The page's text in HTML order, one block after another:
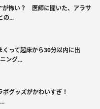
が怖い？ 医師に聞いた、アラサ
の...
くって起床から30分以内に出
ング...
ボグッズがかわいすぎ！